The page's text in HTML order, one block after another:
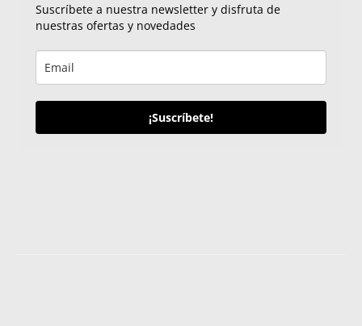
Suscríbete a nuestra newsletter y disfruta de
nuestras ofertas y novedades
¡Suscríbete!